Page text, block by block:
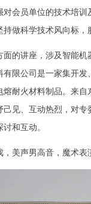
会员单位的技术培
做科学技术风向标
的讲座，涉及智能
限公司是一家集开
耐火材料制品。来
见、互动热烈，对
和互动。
，美声男高音，魔术表